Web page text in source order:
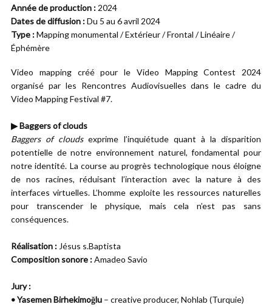
Année de production : 2024
Dates de diffusion :Du 5 au 6 avril 2024
Type :Mapping monumental / Extérieur / Frontal / Linéaire /
Éphémère
Video mapping créépour le Video Mapping Contest 2024
organisé par les Rencontres Audiovisuelles dans le cadre du
Video Mapping Festival #7.
▶︎ Baggers of clouds
Baggers of cloudsexprime l’inquiétude quant à la disparition
potentielle de notre environnement naturel, fondamental pour
notre identité. La course au progrès technologique nous éloigne
de nos racines, réduisant l’interaction avec la nature à des
interfaces virtuelles. L’homme exploite les ressources naturelles
pour transcender le physique, mais cela n’est pas sans
conséquences.
Réalisation : Jésus s.Baptista
Composition sonore :Amadeo Savio
Jury :
• Yasemen Birhekimoğlu – creative producer, Nohlab (Turquie)